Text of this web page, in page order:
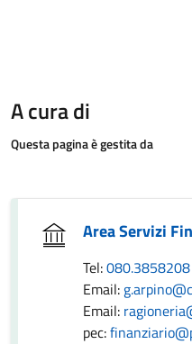
A cura di
Questa pagina è gestita da
Area Servizi
Tel:080.3858208
Email:
Email:
pec: